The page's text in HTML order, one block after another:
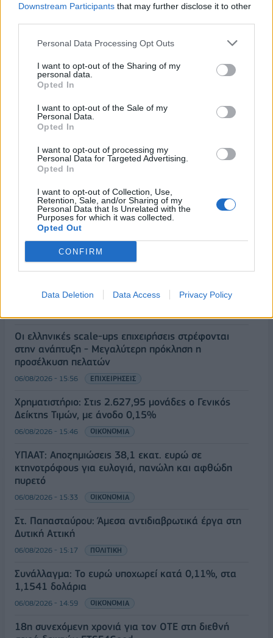
Downstream Participants that may further disclose it to other
Personal Data Processing Opt Outs
I want to opt-out of the Sharing of my
personal data.
Opted In
I want to opt-out of the Sale of my
Personal Data.
Opted In
I want to opt-out of processing my
Personal Data for Targeted Advertising.
Opted In
I want to opt-out of Collection, Use,
Retention, Sale, and/or Sharing of my
Personal Data that Is Unrelated with the
Purposes for which it was collected.
Opted Out
CONFIRM
Data Deletion Data Access Privacy Policy
03/08/2016 - 03:00
ΡΟΗ ΕΙΔΗΣΕΩΝ
Από τις 28 Αυγούστου η ψηφιακή ενεργοποίηση της
Κάρτας Αγρότη μέσω της ΕΑΕ 2026
06/08/2026 - 16:51
πετρελαίου και φυσικού αερίου στην Ευρώπη
Οι ελληνικές scale-ups επιχειρήσεις στρέφονται
στην ανάπτυξη - Μεγαλύτερη πρόκληση η
προσέλκυση πελατών
06/08/2026 - 15:56 ΕΠΙΧΕΙΡΗΣΕΙΣ
Χρηματιστήριο: Στις 2.627,95 μονάδες ο Γενικός
Δείκτης Τιμών, με άνοδο 0,15%
06/08/2026 - 15:46 ΟΙΚΟΝΟΜΙΑ
ΥΠΑΑΤ: Αποζημιώσεις 38,1 εκατ. ευρώ σε
κτηνοτρόφους για ευλογιά, πανώλη και αφθώδη
πυρετό
06/08/2026 - 15:33 ΟΙΚΟΝΟΜΙΑ
Στ. Παπασταύρου: Άμεσα αντιδιαβρωτικά έργα στη
Δυτική Αττική
06/08/2026 - 15:17 ΠΟΛΙΤΙΚΗ
Συνάλλαγμα: Το ευρώ υποχωρεί κατά 0,11%, στα
1,1541 δολάρια
06/08/2026 - 14:59 ΟΙΚΟΝΟΜΙΑ
18η συνεχόμενη χρονιά για τον ΟΤΕ στη διεθνή